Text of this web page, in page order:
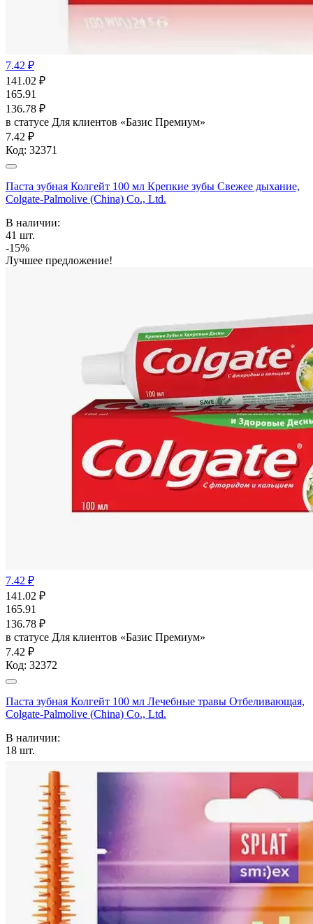
7.42 ₽
141.02 ₽
165.91
136.78 ₽
в статусе Для клиентов «Базис Премиум»
7.42 ₽
Код: 32371
Паста зубная Колгейт 100 мл Крепкие зубы Свежее дыхание,
Colgate-Palmolive (China) Co., Ltd.
В наличии:
41 шт.
-15%
Лучшее предложение!
7.42 ₽
141.02 ₽
165.91
136.78 ₽
в статусе Для клиентов «Базис Премиум»
7.42 ₽
Код: 32372
Паста зубная Колгейт 100 мл Лечебные травы Отбеливающая,
Colgate-Palmolive (China) Co., Ltd.
В наличии:
18 шт.